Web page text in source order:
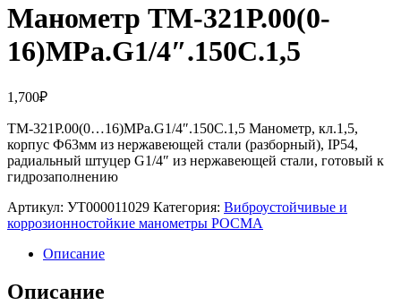
Манометр ТМ-321Р.00(0-
16)MPa.G1/4″.150С.1,5
1,700₽
ТМ-321Р.00(0…16)MPa.G1/4″.150С.1,5 Манометр, кл.1,5,
корпус Ф63мм из нержавеющей стали (разборный), IP54,
радиальный штуцер G1/4″ из нержавеющей стали, готовый к
гидрозаполнению
Артикул: УТ000011029 Категория: Виброустойчивые и
коррозионностойкие манометры РОСМА
Описание
Описание